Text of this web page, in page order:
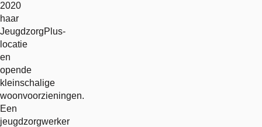
2020
haar
JeugdzorgPlus-
locatie
en
opende
kleinschalige
woonvoorzieningen.
Een
jeugdzorgwerker